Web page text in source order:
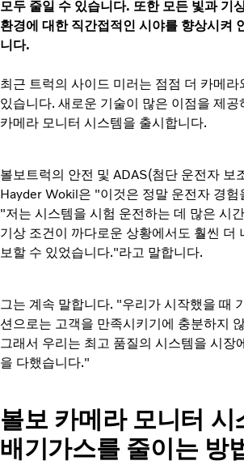
모두 줄일 수 있습니다. 또한 모든 빛과 기
환경에 대한 직간접적인 시야를 향상시켜
니다.
최근 트럭의 사이드 미러는 점점 더 카메
있습니다. 새로운 기술이 많은 이점을 제공
카메라 모니터 시스템을 출시합니다.
볼보트럭의 안전 및 ADAS(첨단 운전자 보
Hayder Wokil은 "이것은 정말 운전자 경험
"저는 시스템을 시험 운전하는 데 많은 시
기상 조건이 까다로운 상황에서도 훨씬 더
보할 수 있었습니다."라고 말합니다.
그는 계속 말합니다. "우리가 시작했을 때
션으로는 고객을 만족시키기에 충분하지
그래서 우리는 최고 품질의 시스템을 시장
을 다했습니다."
볼보 카메라 모니터 시
배기가스를 줄이는 방